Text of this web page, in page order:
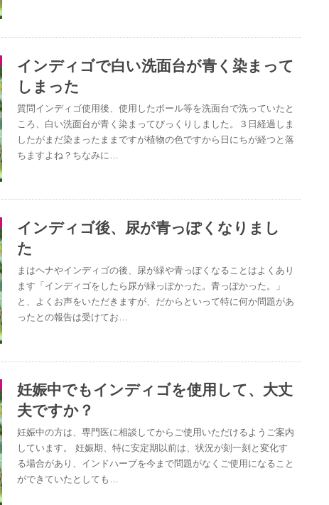
インディゴで白い洗面台が青く染まって
しまった
質問インディゴ使用後、使用したボール等を洗面台で洗っていたと
ころ、白い洗面台が青く染まってびっくりしました。３日経過しま
したがまだ染まったままですが植物の色ですから日にちが経つと落
ちますよね？ちなみに…
インディゴ後、尿が青っぽくなりまし
た
まはヘナやインディゴの後、尿が緑や青っぽくなることはよくあり
ます「インディゴをしたら尿が緑っぽかった。青っぽかった。」
と、よくお声をいただきますが、だからといって特に何か問題があ
ったとの報告は受けてお…
妊娠中でもインディゴを使用して、大丈
夫ですか？
妊娠中の方は、専門医に相談してからご使用いただけるようご案内
しています。 妊娠期、特に安定期以前は、状況が刻一刻と変化す
る場合があり、インドハーブを今まで問題がなくご使用になること
ができていたとしても…